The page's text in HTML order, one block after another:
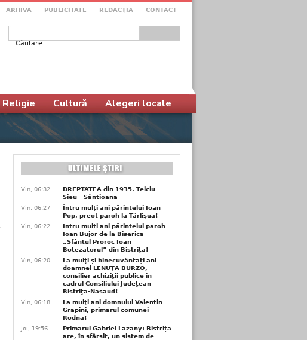
ARHIVA PUBLICITATE REDACŢIA CONTACT
Formular de căutare
Religie Cultură Alegeri locale
Vin, 06:32
DREPTATEA din 1935. Telciu -
Șieu – Sântioana
Vin, 06:27
Întru mulți ani părintelui Ioan
Pop, preot paroh la Târlișua!
Vin, 06:22
Întru mulți ani părintelui paroh
Ioan Bujor de la Biserica
„Sfântul Proroc Ioan
Botezătorul” din Bistrița!
Vin, 06:20
La mulţi și binecuvântați ani
doamnei LENUŢA BURZO,
consilier achiziţii publice în
cadrul Consiliului Judeţean
Bistriţa-Năsăud!
Vin, 06:18
La mulţi ani domnului Valentin
Grapini, primarul comunei
Rodna!
Joi, 19:56
Primarul Gabriel Lazany: Bistrița
are, în sfârșit, un sistem de